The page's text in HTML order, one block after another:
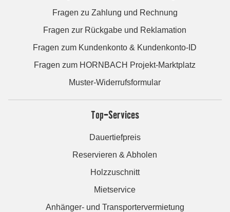
Fragen zu Zahlung und Rechnung
Fragen zur Rückgabe und Reklamation
Fragen zum Kundenkonto & Kundenkonto-ID
Fragen zum HORNBACH Projekt-Marktplatz
Muster-Widerrufsformular
Top-Services
Dauertiefpreis
Reservieren & Abholen
Holzzuschnitt
Mietservice
Anhänger- und Transportervermietung